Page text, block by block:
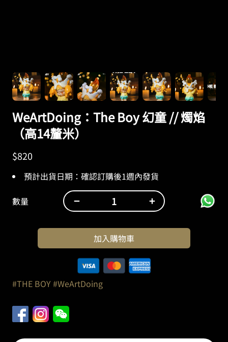
WeArtDoing：The Boy 幻童 // 燭焰
（高14釐米）
$820
預計出貨日期：確認訂購後1週內發貨
WeArtDoing：
燭
（高
14
數量 − +
加入購物車
#THE BOY#WeArtDoing